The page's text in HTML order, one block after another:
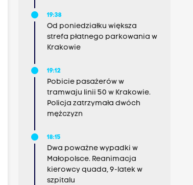
19:38
Od poniedziałku większa
strefa płatnego parkowania w
Krakowie
19:12
Pobicie pasażerów w
tramwaju linii 50 w Krakowie.
Policja zatrzymała dwóch
mężczyzn
18:15
Dwa poważne wypadki w
Małopolsce. Reanimacja
kierowcy quada, 9-latek w
szpitalu